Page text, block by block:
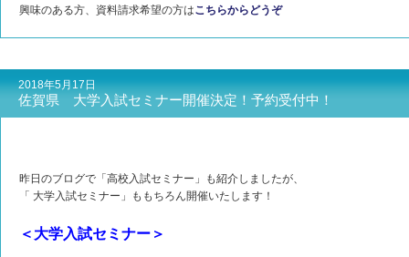
興味のある方、資料請求希望の方はこちらからどうぞ
2018年5月17日
佐賀県 大学入試セミナー開催決定！予約受付中！
昨日のブログで「高校入試セミナー」も紹介しましたが、
「 大学入試セミナー」ももちろん開催いたします！
＜大学入試セミナー＞